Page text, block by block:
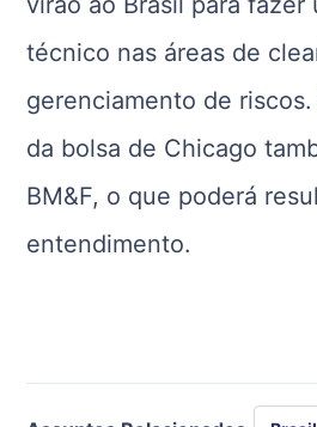
técnico nas áreas de
gerenciamento de
da bolsa de Chicago
BM&F, o que poderá
entendimento.